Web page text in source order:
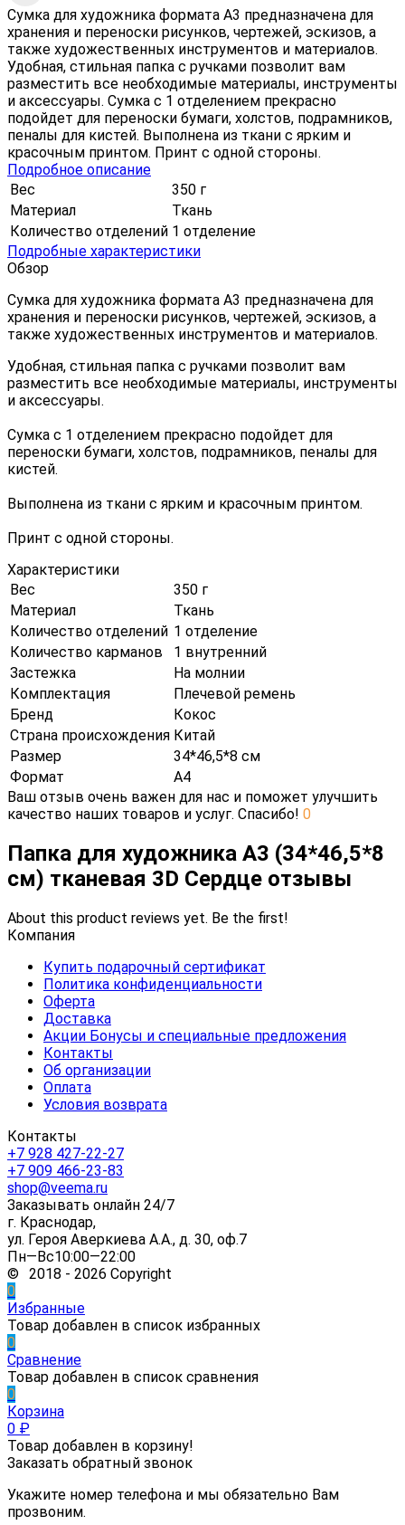
Сумка для художника формата А3 предназначена для
хранения и переноски рисунков, чертежей, эскизов, а
также художественных инструментов и материалов.
Удобная, стильная папка с ручками позволит вам
разместить все необходимые материалы, инструменты
и аксессуары. Сумка с 1 отделением прекрасно
подойдет для переноски бумаги, холстов, подрамников,
пеналы для кистей. Выполнена из ткани с ярким и
красочным принтом. Принт с одной стороны.
Подробное описание
Вес
350 г
Материал
Ткань
Количество отделений 1 отделение
Подробные характеристики
Обзор
Сумка для художника формата А3 предназначена для
хранения и переноски рисунков, чертежей, эскизов, а
также художественных инструментов и материалов.
Удобная, стильная папка с ручками позволит вам
разместить все необходимые материалы, инструменты
и аксессуары.
Сумка с 1 отделением прекрасно подойдет для
переноски бумаги, холстов, подрамников, пеналы для
кистей.
Выполнена из ткани с ярким и красочным принтом.
Принт с одной стороны.
Характеристики
Вес
350 г
Материал
Ткань
Количество отделений 1 отделение
Количество карманов
1 внутренний
Застежка
На молнии
Комплектация
Плечевой ремень
Бренд
Кокос
Страна происхождения Китай
Размер
34*46,5*8 см
Формат
А4
Ваш отзыв очень важен для нас и поможет улучшить
качество наших товаров и услуг. Спасибо! 0
Папка для художника А3 (34*46,5*8
см) тканевая 3D Сердце отзывы
About this product reviews yet. Be the first!
Компания
Купить подарочный сертификат
Политика конфиденциальности
Оферта
Доставка
Акции Бонусы и специальные предложения
Контакты
Об организации
Оплата
Условия возврата
Контакты
+7 928 427-22-27
+7 909 466-23-83
shop@veema.ru
Заказывать онлайн 24/7
г. Краснодар,
ул. Героя Аверкиева А.А., д. 30, оф.7
Пн—Вс10:00—22:00
© 2018 - 2026 Copyright
0
Избранные
Товар добавлен в список избранных
0
Сравнение
Товар добавлен в список сравнения
0
Корзина
0 ₽
Товар добавлен в корзину!
Заказать обратный звонок
Укажите номер телефона и мы обязательно Вам
прозвоним.